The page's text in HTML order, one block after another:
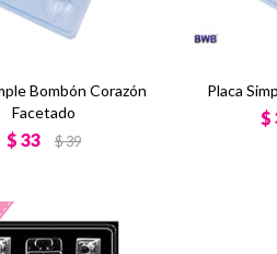
Bombón Corazón
Facetado
$ 33 $39
Placa
$